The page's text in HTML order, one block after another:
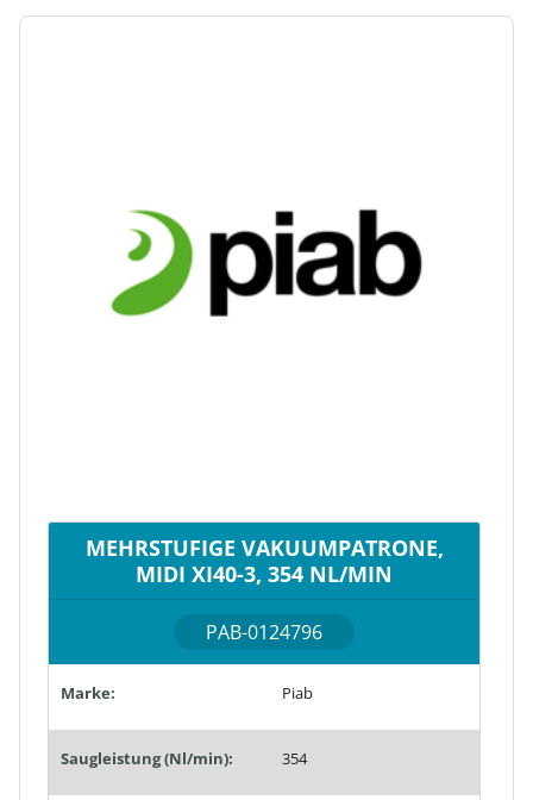
MEHRSTUFIGE VAKUUMPATRONE,
MIDI XI40-3, 354 NL/MIN
PAB-0124796
Marke: Piab
Saugleistung (Nl/min): 354